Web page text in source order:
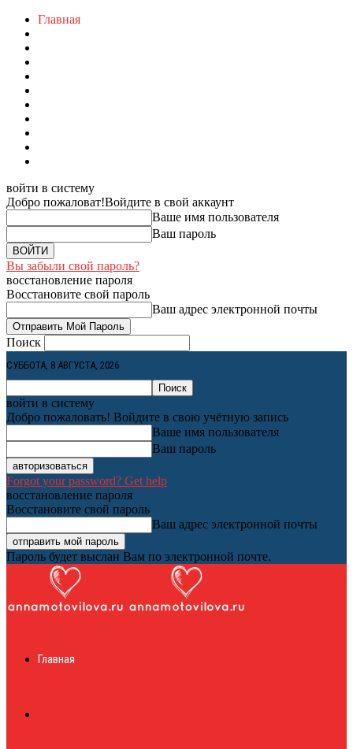
Главная
войти в систему
Добро пожаловат!Войдите в свой аккаунт
Ваше имя пользователя
Ваш пароль
Вы забыли свой пароль?
восстановление пароля
Восстановите свой пароль
Ваш адрес электронной почты
Поиск
СУББОТА, 8 АВГУСТА, 2026
войти в систему
Добро пожаловать! Войдите в свою учётную запись
Ваше имя пользователя
Ваш пароль
Forgot your password? Get help
восстановление пароля
Восстановите свой пароль
Ваш адрес электронной почты
Пароль будет выслан Вам по электронной почте.
журналГлавная